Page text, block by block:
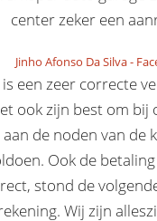
center zeker een
Jinho Afonso Da Silva-
een zeer correcte
ook zijn best om bij
aan de noden van de
Ook de
stond de
Wij zijn